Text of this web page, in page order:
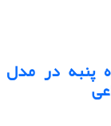
پنبه در مدل